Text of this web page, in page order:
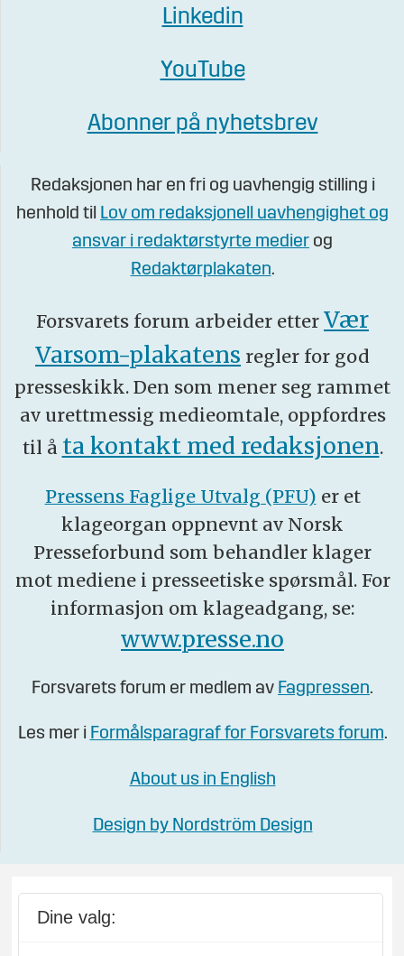
Linkedin
YouTube
Abonner på nyhetsbrev
Redaksjonen har en fri og uavhengig stilling i
henhold til Lov om redaksjonell uavhengighet og
ansvar i redaktørstyrte medier og
Redaktørplakaten.
Forsvarets forum arbeider etter Vær
Varsom-plakatens regler for god
presseskikk. Den som mener seg rammet
av urettmessig medieomtale, oppfordres
til å ta kontakt med redaksjonen.
Pressens Faglige Utvalg (PFU) er et
klageorgan oppnevnt av Norsk
Presseforbund som behandler klager
mot mediene i presseetiske spørsmål. For
informasjon om klageadgang, se:
www.presse.no
Forsvarets forum er medlem av Fagpressen.
Les mer i Formålsparagraf for Forsvarets forum.
About us in English
Design by Nordström Design
Dine valg: